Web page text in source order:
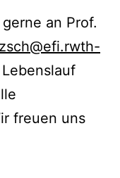
an Prof.
freuen uns